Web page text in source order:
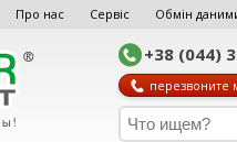
Про нас Сервіс Обмін
+38 (044)
перезвоните